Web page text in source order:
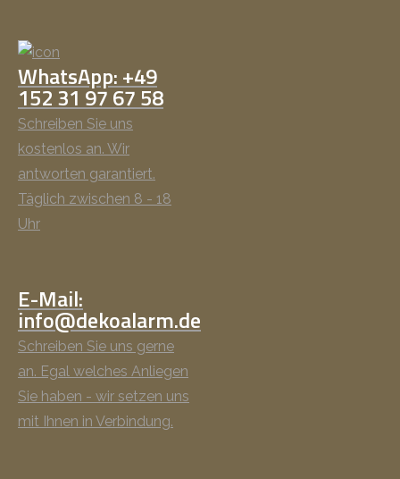
WhatsApp: +49
152 31 97 67 58
Schreiben Sie uns
kostenlos an. Wir
antworten garantiert.
Täglich zwischen 8 - 18
Uhr
E-Mail:
info@dekoalarm.de
Schreiben Sie uns gerne
an. Egal welches Anliegen
Sie haben - wir setzen uns
mit Ihnen in Verbindung.